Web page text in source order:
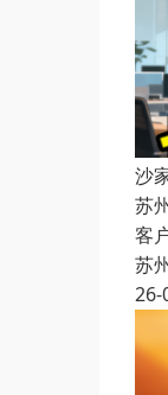
沙
苏
客
苏
26-